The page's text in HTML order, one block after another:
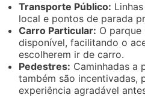
Transporte Público:
local e pontos de parada
Carro Particular: O
disponível, facilitando o
escolherem ir de carro.
Pedestres: Caminhadas a
também são incentivadas,
experiência agradável